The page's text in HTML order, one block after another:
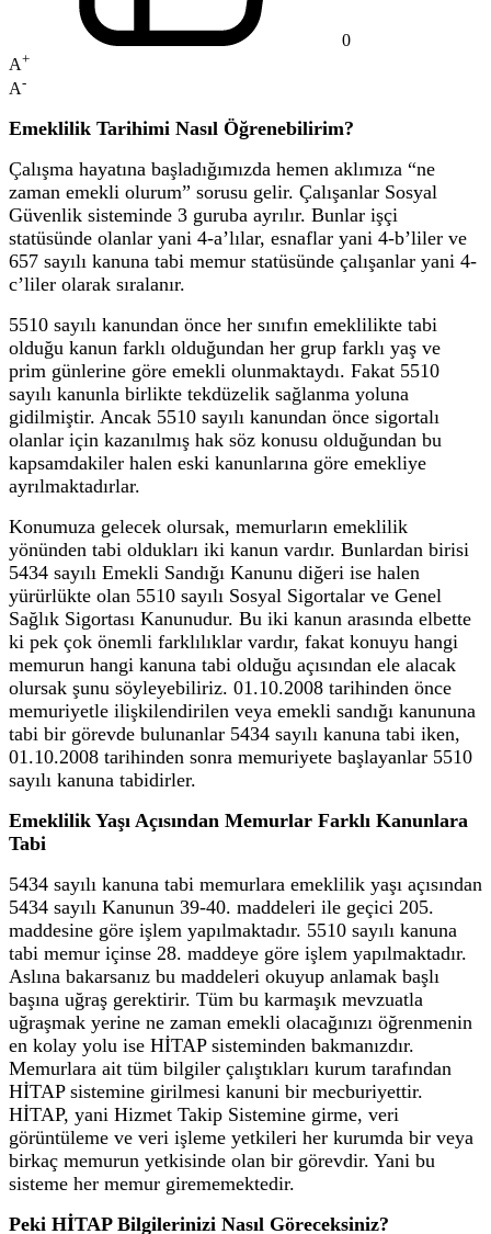
0
A+
A-
Emeklilik Tarihimi Nasıl Öğrenebilirim?
Çalışma hayatına başladığımızda hemen aklımıza “ne
zaman emekli olurum” sorusu gelir. Çalışanlar Sosyal
Güvenlik sisteminde 3 guruba ayrılır. Bunlar işçi
statüsünde olanlar yani 4-a’lılar, esnaflar yani 4-b’liler ve
657 sayılı kanuna tabi memur statüsünde çalışanlar yani 4-
c’liler olarak sıralanır.
5510 sayılı kanundan önce her sınıfın emeklilikte tabi
olduğu kanun farklı olduğundan her grup farklı yaş ve
prim günlerine göre emekli olunmaktaydı. Fakat 5510
sayılı kanunla birlikte tekdüzelik sağlanma yoluna
gidilmiştir. Ancak 5510 sayılı kanundan önce sigortalı
olanlar için kazanılmış hak söz konusu olduğundan bu
kapsamdakiler halen eski kanunlarına göre emekliye
ayrılmaktadırlar.
Konumuza gelecek olursak, memurların emeklilik
yönünden tabi oldukları iki kanun vardır. Bunlardan birisi
5434 sayılı Emekli Sandığı Kanunu diğeri ise halen
yürürlükte olan 5510 sayılı Sosyal Sigortalar ve Genel
Sağlık Sigortası Kanunudur. Bu iki kanun arasında elbette
ki pek çok önemli farklılıklar vardır, fakat konuyu hangi
memurun hangi kanuna tabi olduğu açısından ele alacak
olursak şunu söyleyebiliriz. 01.10.2008 tarihinden önce
memuriyetle ilişkilendirilen veya emekli sandığı kanununa
tabi bir görevde bulunanlar 5434 sayılı kanuna tabi iken,
01.10.2008 tarihinden sonra memuriyete başlayanlar 5510
sayılı kanuna tabidirler.
Emeklilik Yaşı Açısından Memurlar Farklı Kanunlara
Tabi
5434 sayılı kanuna tabi memurlara emeklilik yaşı açısından
5434 sayılı Kanunun 39-40. maddeleri ile geçici 205.
maddesine göre işlem yapılmaktadır. 5510 sayılı kanuna
tabi memur içinse 28. maddeye göre işlem yapılmaktadır.
Aslına bakarsanız bu maddeleri okuyup anlamak başlı
başına uğraş gerektirir. Tüm bu karmaşık mevzuatla
uğraşmak yerine ne zaman emekli olacağınızı öğrenmenin
en kolay yolu ise HİTAP sisteminden bakmanızdır.
Memurlara ait tüm bilgiler çalıştıkları kurum tarafından
HİTAP sistemine girilmesi kanuni bir mecburiyettir.
HİTAP, yani Hizmet Takip Sistemine girme, veri
görüntüleme ve veri işleme yetkileri her kurumda bir veya
birkaç memurun yetkisinde olan bir görevdir. Yani bu
sisteme her memur girememektedir.
Peki HİTAP Bilgilerinizi Nasıl Göreceksiniz?